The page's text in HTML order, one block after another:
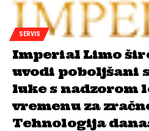
SERVIS
Imperial Limo
uvodi poboljšani
luke s nadzorom
vremenu za
Tehnologija